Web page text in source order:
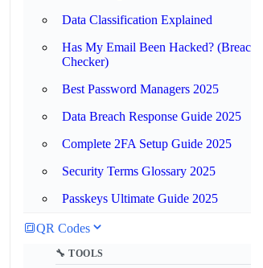
Data Classification Explained
Has My Email Been Hacked? (Breach
Checker)
Best Password Managers 2025
Data Breach Response Guide 2025
Complete 2FA Setup Guide 2025
Security Terms Glossary 2025
Passkeys Ultimate Guide 2025
🔳QR Codes
🔧 TOOLS